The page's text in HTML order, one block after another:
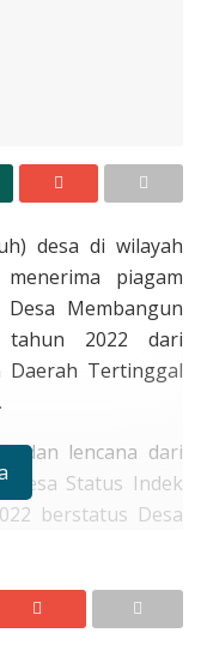
desa di wilayah
piagam
Membangun
tahun 2022 dari
Daerah Tertinggal
dan lencana dari
Desa Status Indek
berstatus Desa
kapasitas